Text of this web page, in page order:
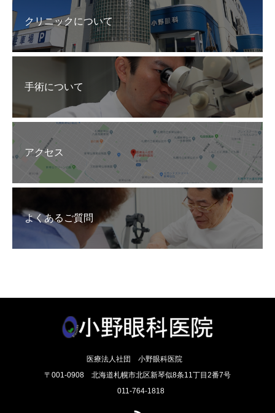
クリニックについて
手術について
アクセス
よくあるご質問
医療法人社団 小野眼科医院
〒001-0908 北海道札幌市北区新琴似8条11丁目2番7号
011-764-1818